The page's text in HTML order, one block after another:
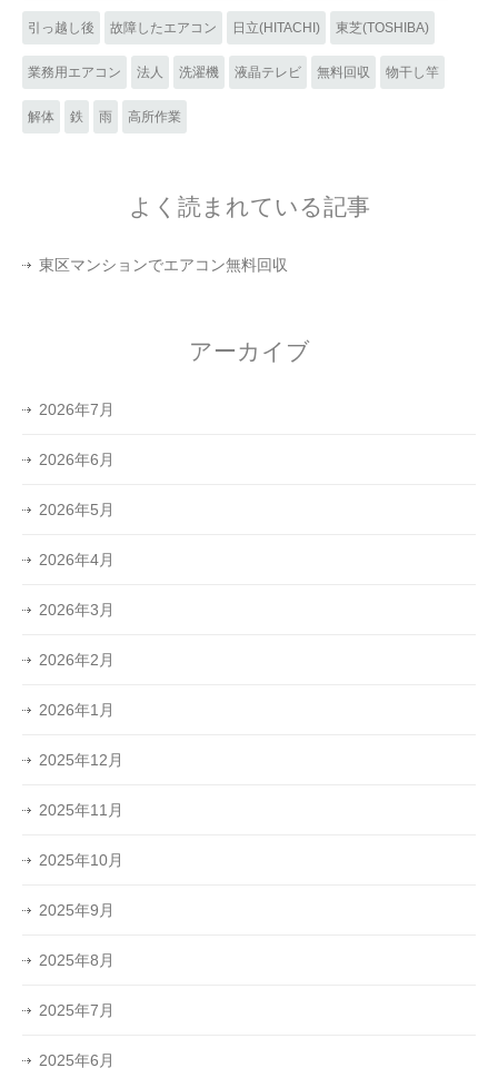
引っ越し後 故障したエアコン 日立(HITACHI) 東芝(TOSHIBA)
業務用エアコン 法人 洗濯機 液晶テレビ 無料回収 物干し竿
解体 鉄 雨 高所作業
よく読まれている記事
東区マンションでエアコン無料回収
アーカイブ
2026年7月
2026年6月
2026年5月
2026年4月
2026年3月
2026年2月
2026年1月
2025年12月
2025年11月
2025年10月
2025年9月
2025年8月
2025年7月
2025年6月